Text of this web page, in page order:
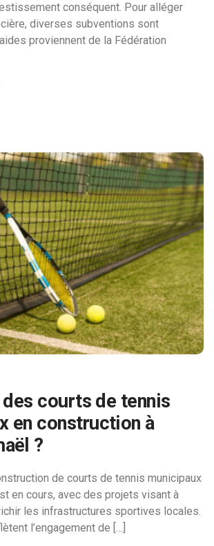
conséquent. Pour alléger
diverses subventions sont
proviennent de la Fédération
courts de tennis
en construction à
?
de courts de tennis municipaux
en cours, avec des projets visant à
les infrastructures sportives locales.
l’engagement de […]